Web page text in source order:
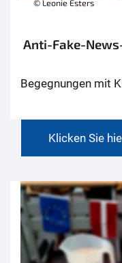
© Leonie Esters
Anti-Fake-
Begegnungen mit
Klicken Sie